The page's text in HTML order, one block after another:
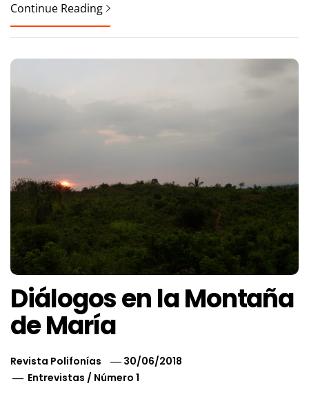
Continue Reading
Diálogos en la Montaña
de María
Revista Polifonías
30/06/2018
Entrevistas / Número 1